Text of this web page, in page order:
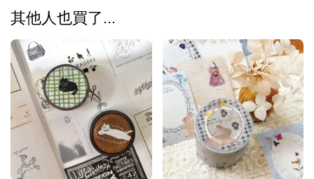
其他人也買了...